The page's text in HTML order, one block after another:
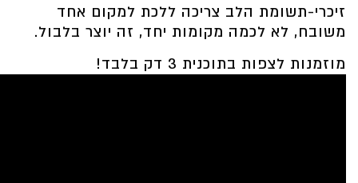
זיכרי-תשומת הלב צריכה ללכת למקום אחד
משובח, לא לכמה מקומות יחד, זה יוצר בלבול.
מוזמנות לצפות בתוכנית 3 דק בלבד!